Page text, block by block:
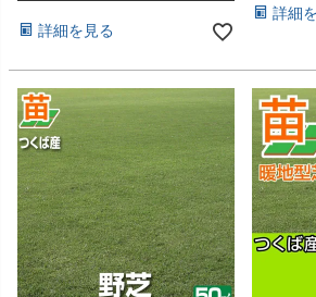
詳細を見る
詳細